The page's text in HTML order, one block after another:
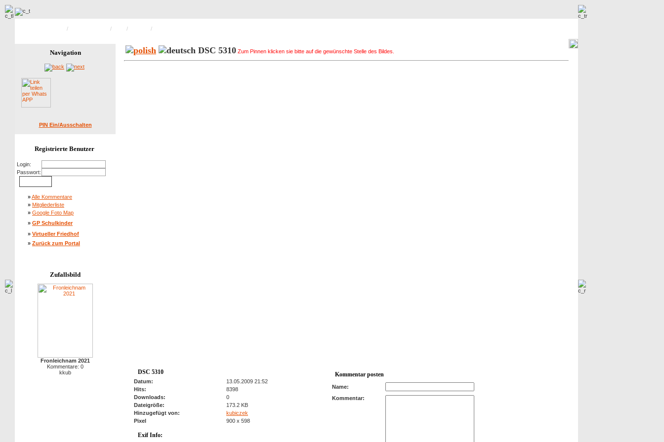
/ / / /
Navigation
PIN Ein/Ausschalten
Registrierte Benutzer
Login:
Passwort:
»Alle Kommentare
» Mitgliederliste
» Google Foto Map
» GP Schulkinder
» Virtueller Friedhof
» Zurück zum Portal
Zufallsbild
Fronleichnam 2021
Kommentare: 0
kkub
DSC 5310 Zum Pinnen klicken sie bitte auf die gewünschte Stelle des Bildes.
DSC 5310
Datum:
13.05.2009 21:52
Hits:
8398
Downloads:
0
Dateigröße:
173.2 KB
Hinzugefügt von:
kubiczek
Pixel
900 x 598
Exif Info:
Kommentar posten
Name:
Kommentar: